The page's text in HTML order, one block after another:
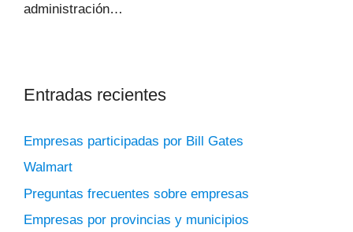
administración…
Entradas recientes
Empresas participadas por Bill Gates
Walmart
Preguntas frecuentes sobre empresas
Empresas por provincias y municipios